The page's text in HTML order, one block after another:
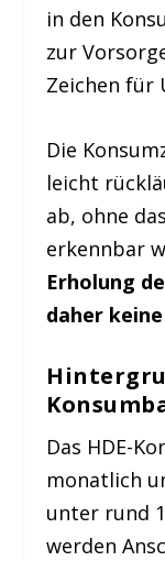
in den
zur
Zeichen für
Die
leicht
ab, ohne
erkennbar
Erholung
daher
Das HDE-
monatlich
unter rund
werden